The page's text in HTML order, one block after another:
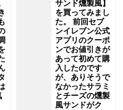
サンド燻製風】
を買ってみまし
た。 前回セブ
ンイレブン公式
アプリのクーポ
ンでお値引きが
あって初めて購
入したのです
が、ありそうで
なかったサラミ
とチーズの燻製
風サンドがク